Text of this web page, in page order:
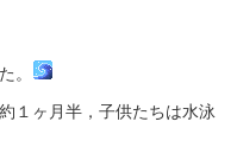
。
１ヶ月半，子供たちは水泳